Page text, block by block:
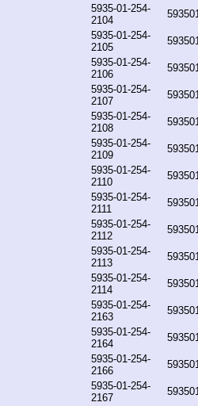
5935-01-254-
2104
5935-01-254-
2105
5935-01-254-
2106
5935-01-254-
2107
5935-01-254-
2108
5935-01-254-
2109
5935-01-254-
2110
5935-01-254-
2111
5935-01-254-
2112
5935-01-254-
2113
5935-01-254-
2114
5935-01-254-
2163
5935-01-254-
2164
5935-01-254-
2166
5935-01-254-
2167